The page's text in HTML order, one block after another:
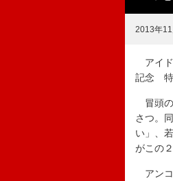
2013年
アイド
記念 特
冒頭の
さつ。
い」、
がこの
アンコ